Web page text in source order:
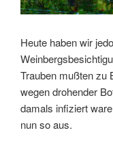
Heute haben wir
Trauben mußten zu
wegen drohender
damals infiziert
nun so aus.